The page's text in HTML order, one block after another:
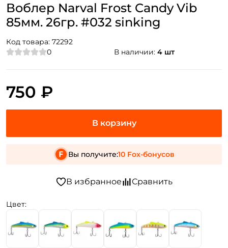
Воблер Narval Frost Candy Vib
85мм. 26гр. #032 sinking
Код товара: 72292
0
В наличии: 4 шт
Цвет:
750 ₽
Вы получите:10 Fox-бонусов